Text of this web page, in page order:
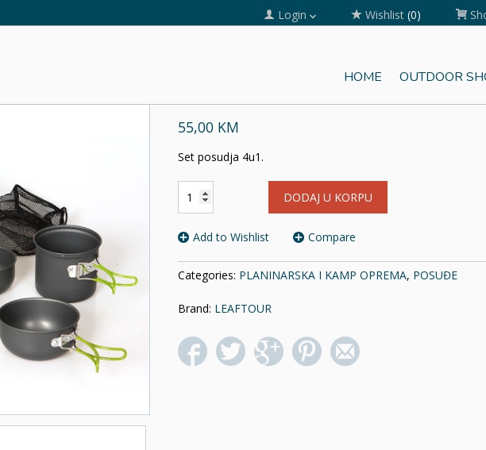
Login Wishlist (0)
HOME OUTDOOR
55,00 KM
Set posudja 4u1.
POSUĐA
4/1
količina
DODAJ U KORPU
Add to Wishlist Compare
Categories: PLANINARSKA I KAMP OPREMA, POSUĐE
Brand: LEAFTOUR